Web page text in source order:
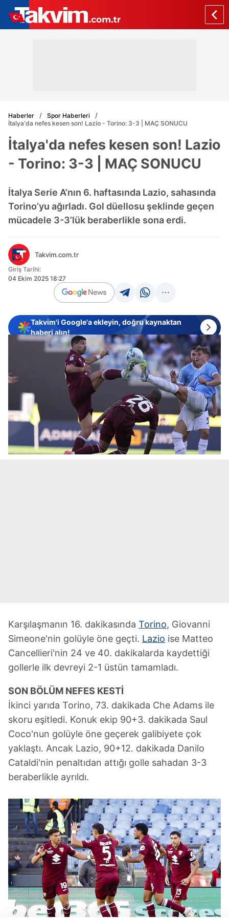
Haberler
Spor Haberleri
İtalya'da nefes kesen son! Lazio - Torino: 3-3 | MAÇ SONUCU
İtalya'da nefes kesen son! Lazio
- Torino: 3-3 | MAÇ SONUCU
İtalya Serie A’nın 6. haftasında Lazio, sahasında
Torino’yu ağırladı. Gol düellosu şeklinde geçen
mücadele 3-3’lük beraberlikle sona erdi.
Takvim.com.tr
Giriş Tarihi:
04 Ekim 2025 18:27
Takvim'i Google'a ekleyin, doğru kaynaktan
haberi alın!
Karşılaşmanın 16. dakikasında Torino, Giovanni
Simeone'nin golüyle öne geçti. Lazio ise Matteo
Cancellieri'nin 24 ve 40. dakikalarda kaydettiği
gollerle ilk devreyi 2-1 üstün tamamladı.
SON BÖLÜM NEFES KESTİ
İkinci yarıda Torino, 73. dakikada Che Adams ile
skoru eşitledi. Konuk ekip 90+3. dakikada Saul
Coco'nun golüyle öne geçerek galibiyete çok
yaklaştı. Ancak Lazio, 90+12. dakikada Danilo
Cataldi'nin penaltıdan attığı golle sahadan 3-3
beraberlikle ayrıldı.